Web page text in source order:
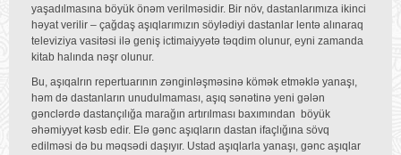
yaşadılmasına böyük önəm verilməsidir. Bir növ, dastanlarımıza ikinci
həyat verilir – çağdaş aşıqlarımızın söylədiyi dastanlar lentə alınaraq
televiziya vasitəsi ilə geniş ictimaiyyətə təqdim olunur, eyni zamanda
kitab halında nəşr olunur.
Bu, aşıqalrın repertuarının zənginləşməsinə kömək etməklə yanaşı,
həm də dastanların unudulmaması, aşıq sənətinə yeni gələn
gənclərdə dastançılığa marağın artırılması baxımından böyük
əhəmiyyət kəsb edir. Elə gənc aşıqların dastan ifaçlığına sövq
edilməsi də bu məqsədi daşıyır. Ustad aşıqlarla yanaşı, gənc aşıqlar